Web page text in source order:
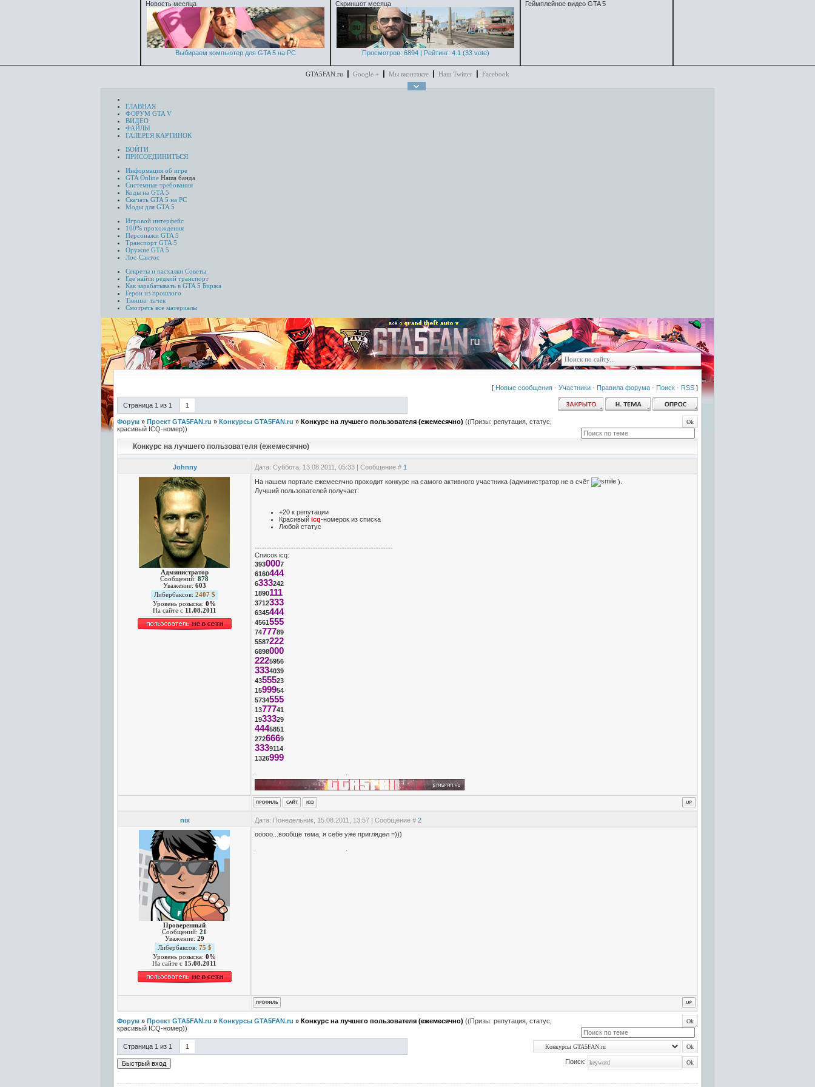
Новость месяца
Выбираем компьютер для GTA 5 на PC
Скриншот месяца
Просмотров: 6894 | Рейтинг: 4.1 (33 vote)
Геймплейное видео GTA 5
GTA5FAN.ru Google + Мы вконтакте Наш Twitter Facebook
ГЛАВНАЯ
ФОРУМ GTA V
ВИДЕО
ФАЙЛЫ
ГАЛЕРЕЯ КАРТИНОК
ВОЙТИ
ПРИСОЕДИНИТЬСЯ
Информация об игре
GTA Online Наша банда
Системные требования
Коды на GTA 5
Скачать GTA 5 на PC
Моды для GTA 5
Игровой интерфейс
100% прохождения
Персонажи GTA 5
Транспорт GTA 5
Оружие GTA 5
Лос-Сантос
Секреты и пасхалки Советы
Где найти редкий транспорт
Как зарабатывать в GTA 5 Биржа
Герои из прошлого
Тюнинг тачек
Смотреть все материалы
[ Новые сообщения · Участники · Правила форума · Поиск · RSS ]
Страница 1 из 1 1
Форум » Проект GTA5FAN.ru » Конкурсы GTA5FAN.ru » Конкурс на лучшего пользователя (ежемесячно) ((Призы: репутация, статус,
красивый ICQ-номер))
Конкурс на лучшего пользователя (ежемесячно)
Johnny Дата: Суббота, 13.08.2011, 05:33 | Сообщение # 1
Администратор
Сообщений: 878
Уважение: 603
Либербаксов: 2407 $
Уровень розыска: 0%
На сайте c 11.08.2011
На нашем портале ежемесячно проходит конкурс на самого активного участника (администратор не в счёт
).
Лучший пользователей получает:
+20 к репутации
Красивый icq-номерок из списка
Любой статус
---------------------------------------------------------
Список icq:
3930007
6160444
6333242
1890111
3712333
6345444
4561555
7477789
5587222
6898000
2225956
3334039
4355523
1599954
5734555
1377741
1933329
4445851
2726669
3339114
1326999
nix Дата: Понедельник, 15.08.2011, 13:57 | Сообщение # 2
Проверенный
Сообщений: 21
Уважение: 29
Либербаксов: 75 $
Уровень розыска: 0%
На сайте c 15.08.2011
ooooo...вообще тема, я себе уже приглядел =)))
Форум » Проект GTA5FAN.ru » Конкурсы GTA5FAN.ru » Конкурс на лучшего пользователя (ежемесячно) ((Призы: репутация, статус,
красивый ICQ-номер))
Страница 1 из 1 1
Поиск: